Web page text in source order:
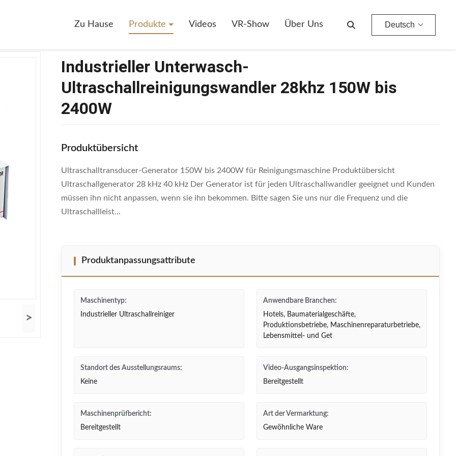
Zu Hause Produkte Videos VR-Show Über Uns Deutsch
>
Industrieller Unterwasch-
Ultraschallreinigungswandler 28khz 150W bis
2400W
Produktübersicht
Ultraschalltransducer-Generator 150W bis 2400W für Reinigungsmaschine Produktübersicht
Ultraschallgenerator 28 kHz 40 kHz Der Generator ist für jeden Ultraschallwandler geeignet und Kunden
müssen ihn nicht anpassen, wenn sie ihn bekommen. Bitte sagen Sie uns nur die Frequenz und die
Ultraschallleist...
Produktanpassungsattribute
Maschinentyp:
Industrieller Ultraschallreiniger
Anwendbare Branchen:
Hotels, Baumaterialgeschäfte,
Produktionsbetriebe, Maschinenreparaturbetriebe,
Lebensmittel- und Get
Standort des Ausstellungsraums:
Keine
Video-Ausgangsinspektion:
Bereitgestellt
Maschinenprüfbericht:
Bereitgestellt
Art der Vermarktung:
Gewöhnliche Ware